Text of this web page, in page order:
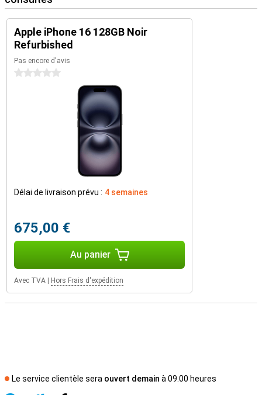
Apple iPhone 16 128GB Noir
Refurbished
Pas encore d'avis
0 étoiles
Délai de livraison prévu : 4 semaines
675,00 €
Au panier
Avec TVA Hors Frais d'expédition
Le service clientèle sera ouvert demain à 09.00 heures